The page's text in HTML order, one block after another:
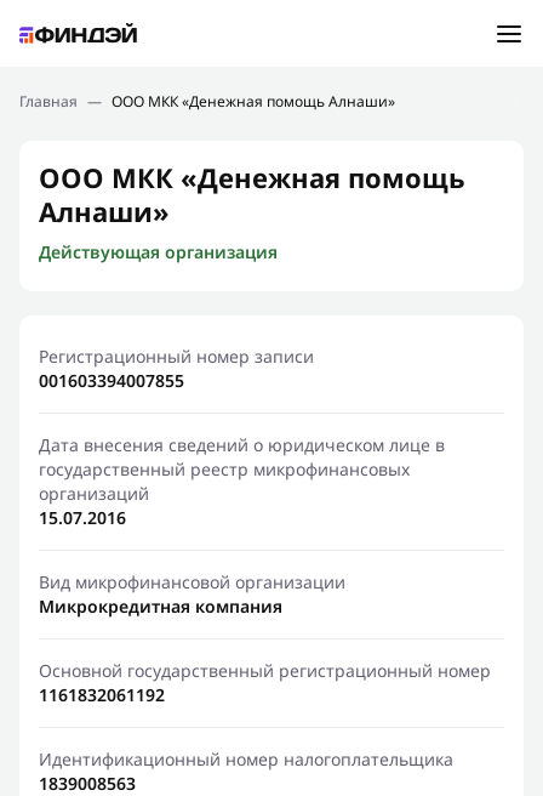
Подбор займа
Новости
Финансовое просвещение
Главная — ООО МКК «Денежная помощь Алнаши»
ООО МКК «Денежная помощь
Алнаши»
Действующая организация
Регистрационный номер записи
001603394007855
Дата внесения сведений о юридическом лице в
государственный реестр микрофинансовых
организаций
15.07.2016
Вид микрофинансовой организации
Микрокредитная компания
Основной государственный регистрационный номер
1161832061192
Идентификационный номер налогоплательщика
1839008563
Ошибка:Контактная форма не найдена.
Спасибо, что написали нам
Мы свяжемся с Вами в ближайшее время и сообщим
результат
Отправить новый запрос